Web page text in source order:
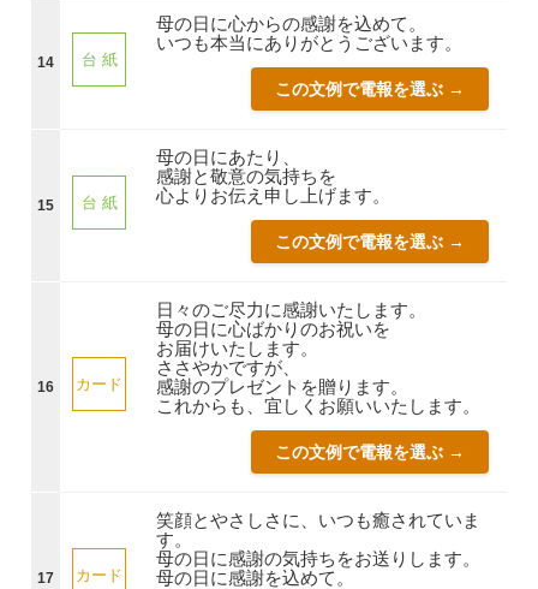
14 台 紙
母の日に心からの感謝を込めて。
いつも本当にありがとうございます。
この文例で電報を選ぶ →
15 台 紙
母の日にあたり、
感謝と敬意の気持ちを
心よりお伝え申し上げます。
この文例で電報を選ぶ →
16 カード
日々のご尽力に感謝いたします。
母の日に心ばかりのお祝いを
お届けいたします。
ささやかですが、
感謝のプレゼントを贈ります。
これからも、宜しくお願いいたします。
この文例で電報を選ぶ →
17 カード
笑顔とやさしさに、いつも癒されていま
す。
母の日に感謝の気持ちをお送りします。
母の日に感謝を込めて。